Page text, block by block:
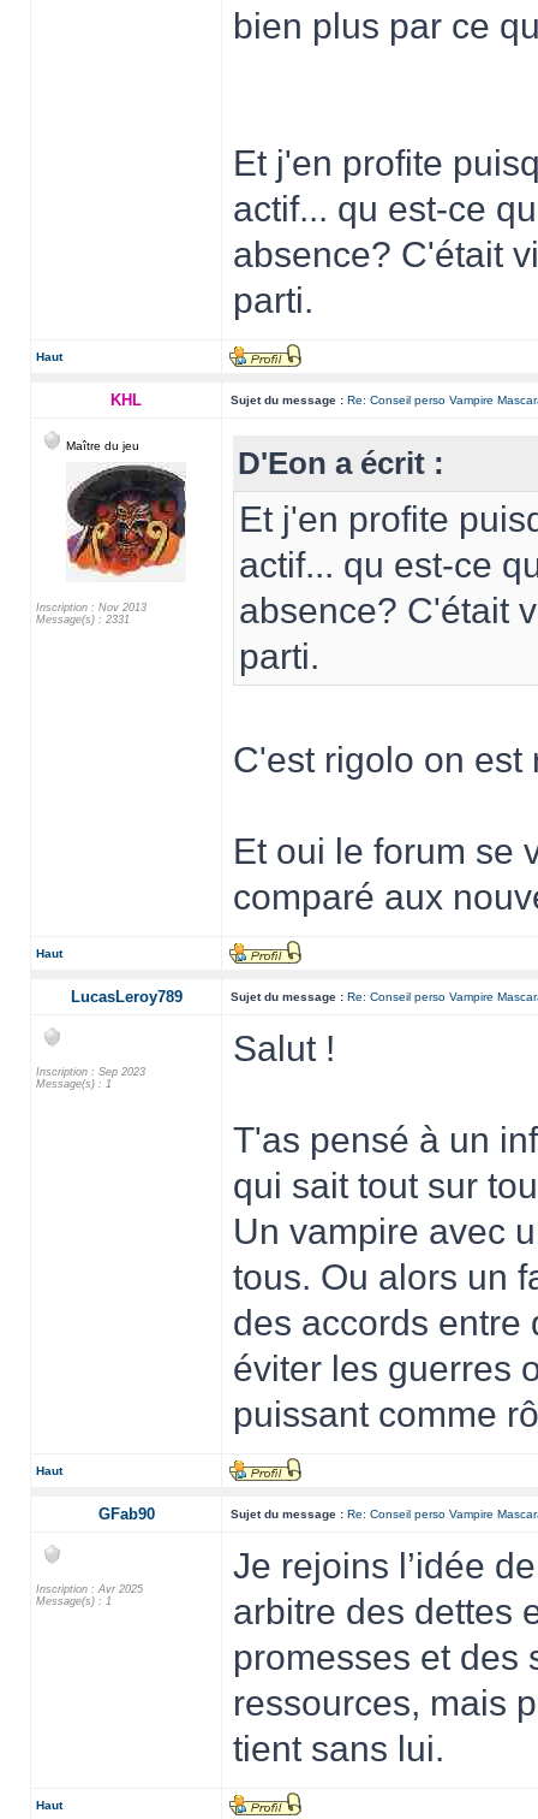
bien plus par ce
Et j'en profite
actif... qu est-ce
absence? C'était
parti.
Haut
KHL Sujet du message : Re: Conseil perso Vampire
Maître du jeu
Inscription : Nov 2013
Message(s) : 2331
D'Eon a écrit :
Et j'en profite
actif... qu est-ce
absence? C'était
parti.
C'est rigolo on
Et oui le forum se
comparé aux
Haut
LucasLeroy789 Sujet du message : Re: Conseil perso Vampire
Inscription : Sep 2023
Message(s) : 1
Salut !
T'as pensé à un
qui sait tout sur
Un vampire avec
tous. Ou alors un
des accords entre
éviter les guerres
puissant comme
Haut
GFab90 Sujet du message : Re: Conseil perso Vampire
Inscription : Avr 2025
Message(s) : 1
Je rejoins l’idée
arbitre des dettes
promesses et des
ressources, mais
tient sans lui.
Haut